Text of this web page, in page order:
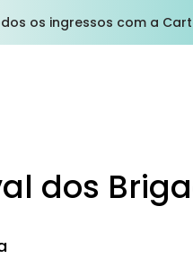
os ingressos com a
dos